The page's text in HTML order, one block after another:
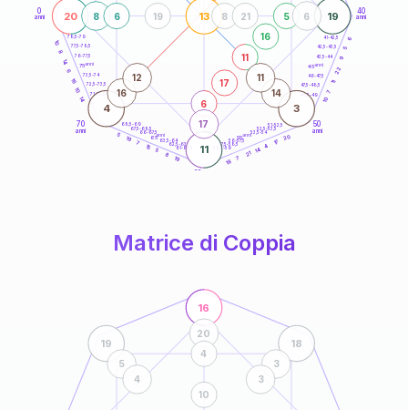
0
anni
40
anni
50
anni
60
70
anni
41-42,5
42,5-43,5
43,5-44
46-47,5
47,5-48,5
48,5-49
51-52,5
52,5-53,5
53,5-54
56-57,5
57,5-58,5
58,5-59
61-62,5
62,5-63,5
63,5-64
66-67,5
67,5-68,5
68,5-69
71-72,5
72,5-73,5
73,5-74
76-77,5
77,5-78,5
78,5-79 6
5
9
22
11
7
10
20
17
4
14
21
7
18
19
8
5
15
7
19
5
14
10
16
6
14
8
10
20 19
11
13
4 3
6
17
11
16
5
8 6
17
6 8 21
19
16
12
14
11
45anni
55anni
65anni
75anni
Matrice di Coppia
16
19 18
20
4
10
5
4
3
3